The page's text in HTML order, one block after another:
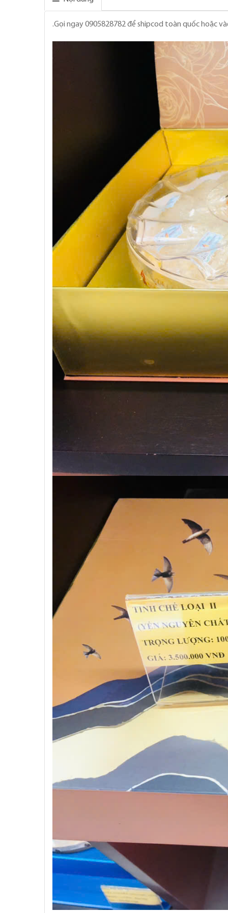
.Gọi ngay 0905828782 để shipcod toàn quốc hoặc